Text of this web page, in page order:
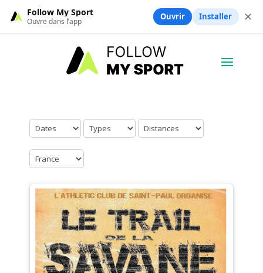
Follow My Sport
Ouvre dans l’app Ouvrir Installer ✕